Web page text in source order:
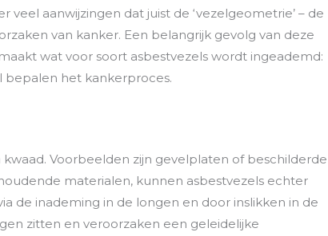
aanwijzingen dat juist de ‘vezelgeometrie’ – de
van kanker. Een belangrijk gevolg van deze
wat voor soort asbestvezels wordt ingeademd:
bepalen het kankerproces.
Voorbeelden zijn gevelplaten of beschilderde
materialen, kunnen asbestvezels echter
de inademing in de longen en door inslikken in de
zitten en veroorzaken een geleidelijke